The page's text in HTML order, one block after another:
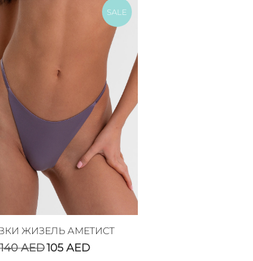
SALE
ЖИЗЕЛЬ АМЕТИСТ
140AED105 AED